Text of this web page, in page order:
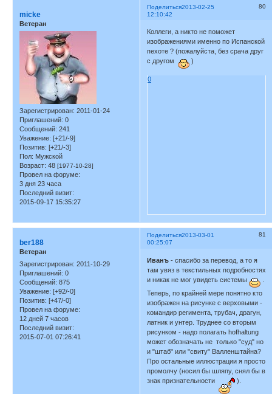
Поделиться 80
2013-02-25
12:10:42
micke
Ветеран
Зарегистрирован: 2011-01-24
Приглашений: 0
Сообщений: 241
Уважение: [+21/-9]
Позитив: [+21/-3]
Пол: Мужской
Возраст: 48 [1977-10-28]
Провел на форуме:
3 дня 23 часа
Последний визит:
2015-09-17 15:35:27
Коллеги, а никто не поможет
изображениями именно по Испанской
пехоте ? (пожалуйста, без срача друг
с другом
)
0
Поделиться 81
2013-03-01
00:25:07
ber188
Ветеран
Зарегистрирован: 2011-10-29
Приглашений: 0
Сообщений: 875
Уважение: [+92/-0]
Позитив: [+47/-0]
Провел на форуме:
12 дней 7 часов
Последний визит:
2015-07-01 07:26:41
Иванъ - спасибо за перевод, а то я
там увяз в текстильных подробностях
и никак не мог увидеть системы
Теперь, по крайней мере понятно кто
изображен на рисунке с верховыми -
командир регимента, трубач, драгун,
латник и унтер. Труднее со вторым
рисунком - надо полагать hofhaltung
может обозначать не только "суд" но
и "штаб" или "свиту" Валленштайна?
Про остальные иллюстрации я просто
промолчу (носил бы шляпу, снял бы в
знак признательности
).